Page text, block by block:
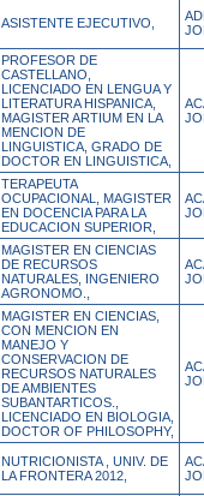
ASISTENTE EJECUTIVO,
PROFESOR DE
CASTELLANO,
LICENCIADO EN LENGUA Y
LITERATURA HISPANICA,
MAGISTER ARTIUM EN LA
MENCION DE
LINGUISTICA, GRADO DE
DOCTOR EN LINGUISTICA,
TERAPEUTA
OCUPACIONAL, MAGISTER
EN DOCENCIA PARA LA
EDUCACION SUPERIOR,
MAGISTER EN CIENCIAS
DE RECURSOS
NATURALES, INGENIERO
AGRONOMO.,
MAGISTER EN CIENCIAS,
CON MENCION EN
MANEJO Y
CONSERVACION DE
RECURSOS NATURALES
DE AMBIENTES
SUBANTARTICOS.,
LICENCIADO EN BIOLOGIA,
DOCTOR OF PHILOSOPHY,
NUTRICIONISTA , UNIV. DE
LA FRONTERA 2012,